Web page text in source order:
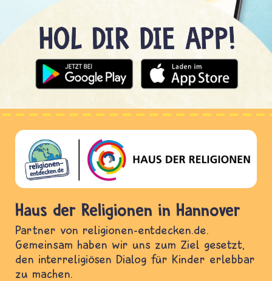
Haus der Religionen in Hannover
Partner von religionen-entdecken.de.
Gemeinsam haben wir uns zum Ziel gesetzt,
den interreligiösen Dialog für Kinder erlebbar
zu machen.